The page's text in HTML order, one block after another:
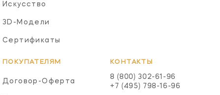
Искусство
3D-Модели
Сертификаты
ПОКУПАТЕЛЯМ
Договор-Оферта
КОНТАКТЫ
8 (800) 302-61-96
+7 (495) 798-16-96